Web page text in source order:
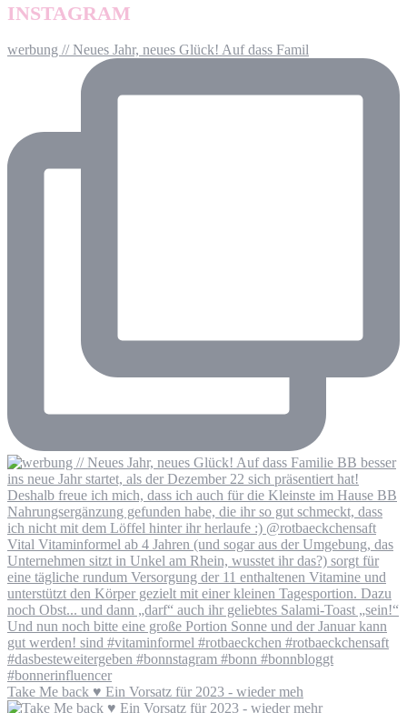
INSTAGRAM
werbung // Neues Jahr, neues Glück! Auf dass Famil
Take Me back ♥️ Ein Vorsatz für 2023 - wieder meh